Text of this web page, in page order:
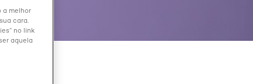
a melhor
cara.
no link
aquela